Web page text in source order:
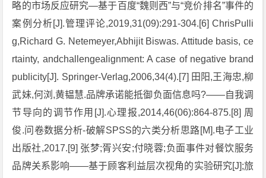
略的市场反应研究—基于百度“魏则西”与“竞价排名”事件的
案例分析[J].管理评论,2019,31(09):291-304.[6] ChrisPulli
g,Richard G. Netemeyer,Abhijit Biswas. Attitude basis, ce
rtainty, andchallengealignment: A case of negative brand
publicity[J]. Springer-Verlag,2006,34(4).[7] 田阳,王海忠,柳
武妹,何浏,黄韫慧.品牌承诺能抵御负面信息吗?——自我调
节导向的调节作用[J].心理报,2014,46(06):864-875.[8] 周
俊.问卷数据分析-破解SPSS的六类分析思路[M].电子工业
出版社,2017.[9] 张梦;胥兴安;付晓蓉;负面事件对餐饮服务
品牌关系影响——基于顾客利益层次视角的实验研究[J];旅